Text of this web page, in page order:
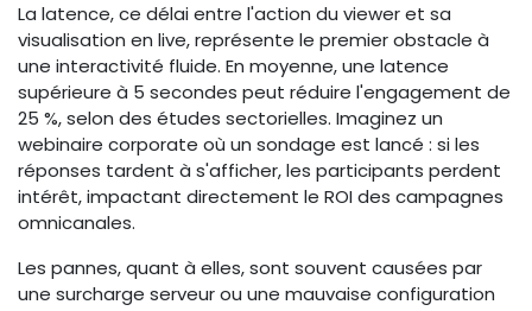
La latence, ce délai entre l'action du viewer et sa
visualisation en live, représente le premier obstacle à
une interactivité fluide. En moyenne, une latence
supérieure à 5 secondes peut réduire l'engagement de
25 %, selon des études sectorielles. Imaginez un
webinaire corporate où un sondage est lancé : si les
réponses tardent à s'afficher, les participants perdent
intérêt, impactant directement le ROI des campagnes
omnicanales.
Les pannes, quant à elles, sont souvent causées par
une surcharge serveur ou une mauvaise configuration